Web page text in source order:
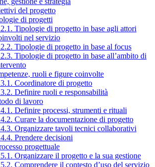
del progetto
di progetti
Tipologie di progetto in base agli attori
nel servizio
Tipologie di progetto in base al focus
Tipologie di progetto in base all’ambito di
ruoli e figure coinvolte
Coordinatore di progetto
Definire ruoli e responsabilità
di lavoro
Definire processi, strumenti e rituali
Curare la documentazione di progetto
Organizzare tavoli tecnici collaborativi
Prendere decisioni
progettuale
Organizzare il progetto e la sua gestione
Comprendere il contesto d’uso del servizio